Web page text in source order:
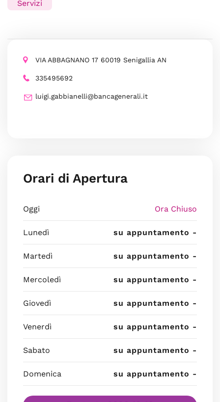
Servizi
VIA ABBAGNANO 17 60019 Senigallia AN
335495692
luigi.gabbianelli@bancagenerali.it
Orari di Apertura
Oggi Ora Chiuso
Lunedì su appuntamento -
Martedì su appuntamento -
Mercoledì su appuntamento -
Giovedì su appuntamento -
Venerdì su appuntamento -
Sabato su appuntamento -
Domenica su appuntamento -